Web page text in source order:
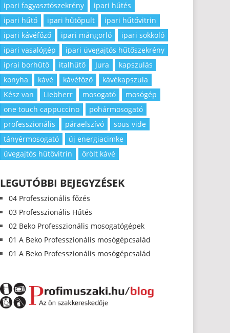
ipari fagyasztószekrény
ipari hűtés
ipari hűtő
ipari hűtőpult
ipari hűtővitrin
ipari kávéfőző
ipari mángorló
ipari sokkoló
ipari vasalógép
ipari üvegajtós hűtőszekrény
iprai borhűtő
italhűtő Jura
kapszulás
konyha
kávé kávéfőző
kávékapszula
Kész van
Liebherr mosogató
mosógép
one touch cappuccino
pohármosogató
professzionális
páraelszívó
sous vide
tányérmosogató
új energiacimke
üvegajtós hűtővitrin
őrölt kávé
LEGUTÓBBI BEJEGYZÉSEK
04 Professzionális főzés
03 Professzionális Hűtés
02 Beko Professzionális mosogatógépek
01 A Beko Professzionális mosógépcsalád
01 A Beko Professzionális mosógépcsalád